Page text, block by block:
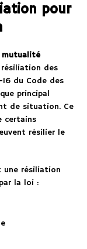
pour
mutualité
des
16 du Code des
principal
de situation. Ce
certains
résilier le
une résiliation
la loi :